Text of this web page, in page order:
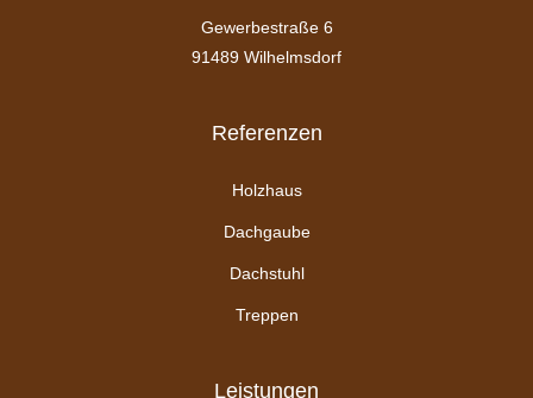
Gewerbestraße 6
91489 Wilhelmsdorf
Referenzen
Holzhaus
Dachgaube
Dachstuhl
Treppen
Leistungen